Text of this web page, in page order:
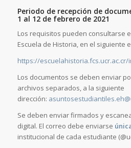
Periodo de recepción de
1 al 12 de febrero de 2021
Los requisitos pueden consultarse
Escuela de Historia, en el siguiente
https://
Los documentos se deben enviar
archivos separados, a la siguiente
dirección:
Se deben enviar firmados y
digital. El correo debe enviarse
institucional de cada estudiante